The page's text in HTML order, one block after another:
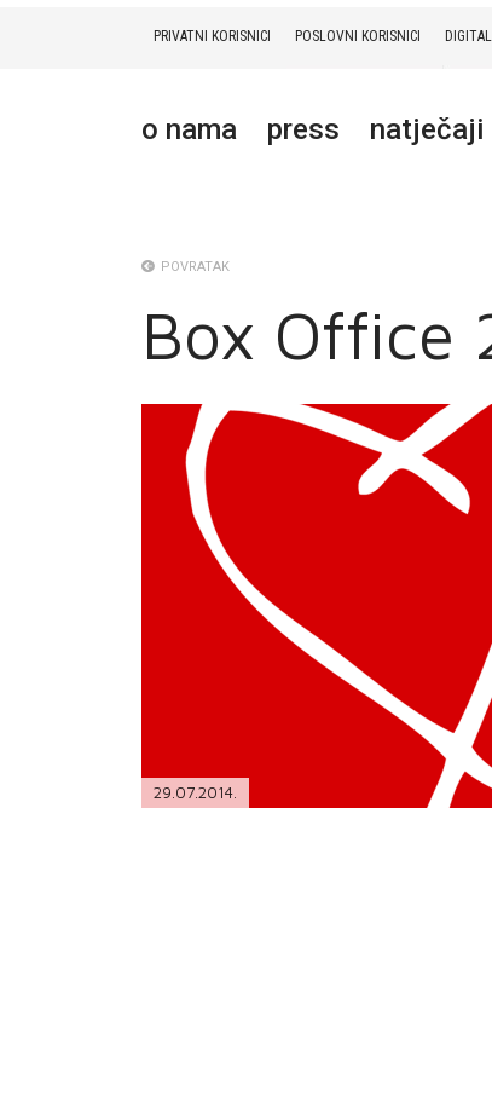
PRIVATNI KORISNICI POSLOVNI KORISNICI
o nama press natječaji
POVRATAK
Box Office
29.07.2014.